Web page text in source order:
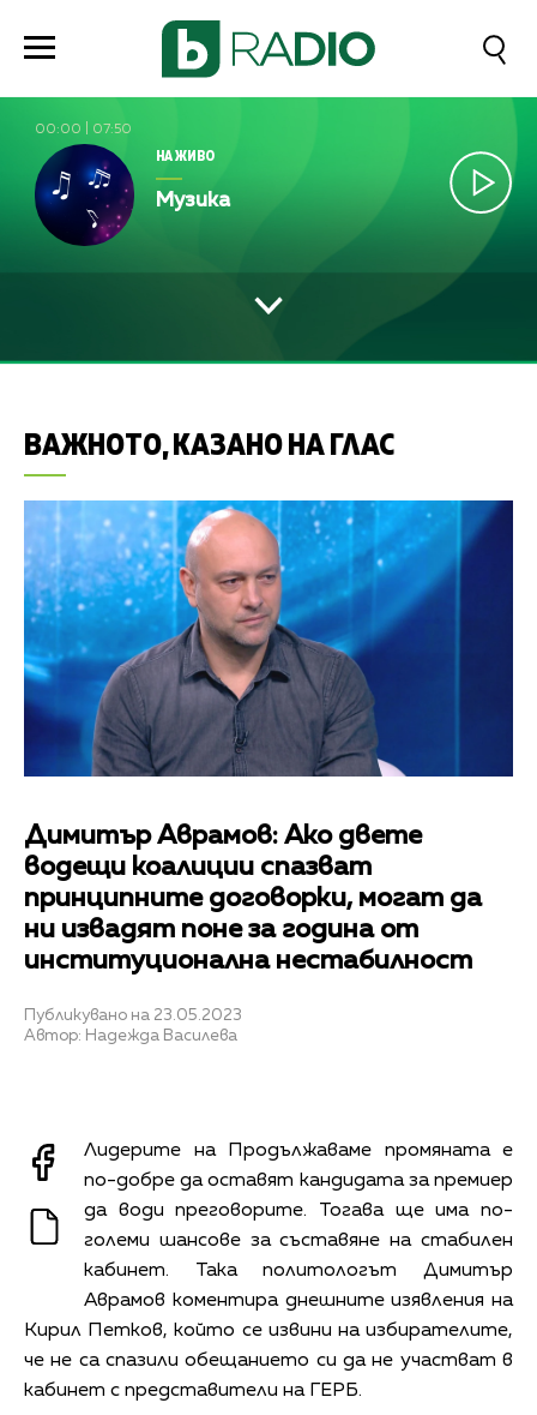
00:00 07:50
НА ЖИВО
Музика
ВАЖНОТО, КАЗАНО НА ГЛАС
Димитър Аврамов: Ако двете
водещи коалиции спазват
принципните договорки, могат да
ни извадят поне за година от
институционална нестабилност
Публикувано на 23.05.2023
Автор: Надежда Василева
Лидерите на Продължаваме промяната е
по-добре да оставят кандидата за премиер
да води преговорите. Тогава ще има по-
големи шансове за съставяне на стабилен
кабинет. Така политологът Димитър
Аврамов коментира днешните изявления на
Кирил Петков, който се извини на избирателите,
че не са спазили обещанието си да не участват в
кабинет с представители на ГЕРБ.